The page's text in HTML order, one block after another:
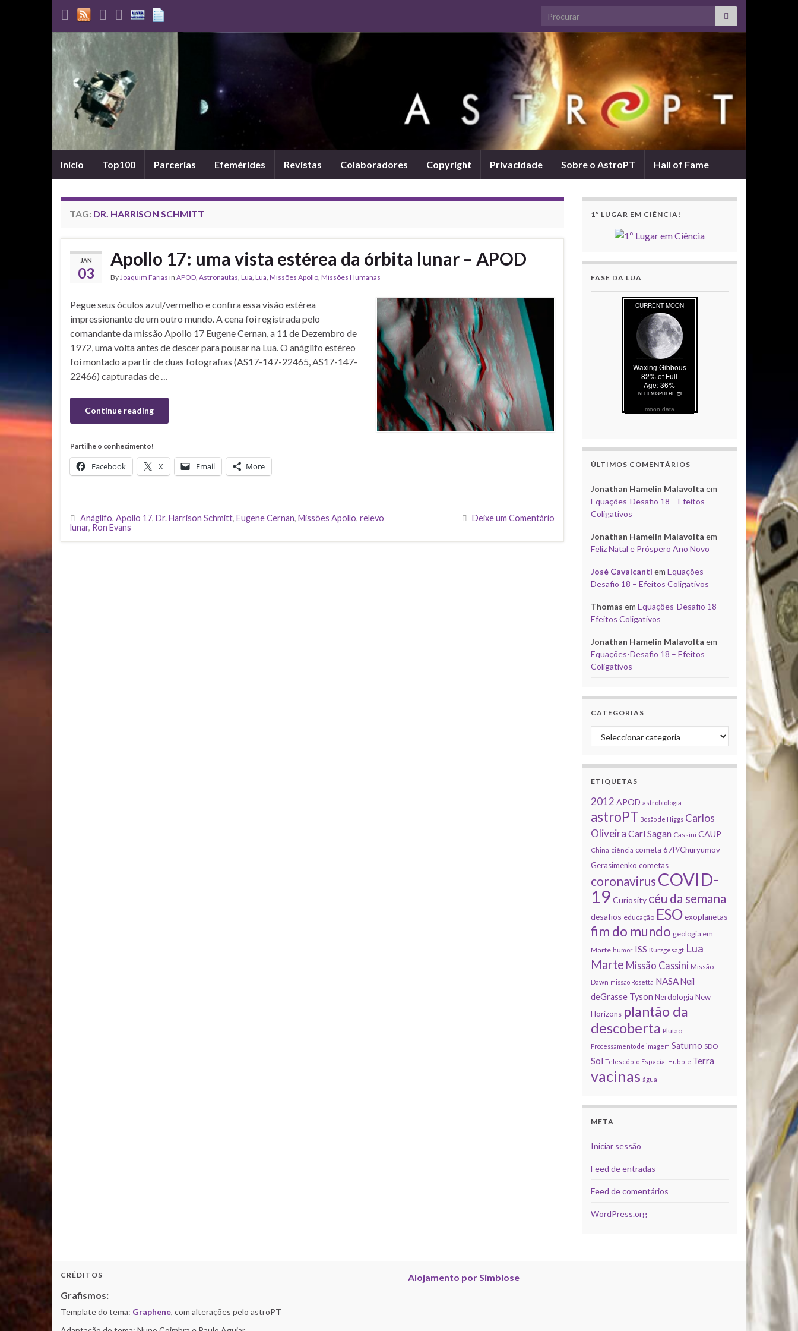
Search for:
Início Top100 Parcerias Efemérides Revistas Colaboradores Copyright Privacidade Sobre o AstroPT Hall of Fame
TAG: DR. HARRISON SCHMITT
JAN
03
Apollo 17: uma vista estérea da órbita lunar – APOD
ByJoaquim Farias in APOD, Astronautas, Lua, Lua, Missões Apollo, Missões Humanas
Pegue seus óculos azul/vermelho e confira essa visão estérea
impressionante de um outro mundo. A cena foi registrada pelo
comandante da missão Apollo 17 Eugene Cernan, a 11 de Dezembro de
1972, uma volta antes de descer para pousar na Lua. O anáglifo estéreo
foi montado a partir de duas fotografias (AS17-147-22465, AS17-147-
22466) capturadas de …
Continue reading
Partilhe o conhecimento!
Facebook X Email More
Anáglifo, Apollo 17, Dr. Harrison Schmitt, Eugene Cernan, Missões Apollo, relevo
lunar, Ron Evans
Deixe um Comentário
1º LUGAR EM CIÊNCIA!
FASE DA LUA
moon data
ÚLTIMOS COMENTÁRIOS
Jonathan Hamelin Malavolta em
Equações-Desafio 18 – Efeitos
Coligativos
Jonathan Hamelin Malavolta em
Feliz Natal e Próspero Ano Novo
José Cavalcanti em Equações-
Desafio 18 – Efeitos Coligativos
Thomas em Equações-Desafio 18 –
Efeitos Coligativos
Jonathan Hamelin Malavolta em
Equações-Desafio 18 – Efeitos
Coligativos
CATEGORIAS
Categorias
ETIQUETAS
2012 APOD astrobiologia
astroPT Bosão de Higgs Carlos
Oliveira Carl Sagan Cassini CAUP
China ciência cometa 67P/Churyumov-
Gerasimenko cometas
coronavirus COVID-
19 Curiosity céu da semana
desafios educação ESO exoplanetas
fim do mundo geologia em
Marte humor ISS Kurzgesagt Lua
Marte Missão Cassini Missão
Dawn missão Rosetta NASA Neil
deGrasse Tyson Nerdologia New
Horizons plantão da
descoberta Plutão
Processamento de imagem Saturno SDO
Sol Telescópio Espacial Hubble Terra
vacinas água
META
Iniciar sessão
Feed de entradas
Feed de comentários
WordPress.org
CRÉDITOS
Grafismos:
Template do tema: Graphene, com alterações pelo astroPT
Alojamento por Simbiose